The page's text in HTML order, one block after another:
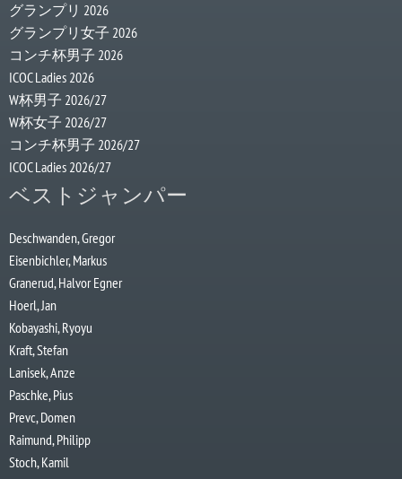
グランプリ 2026
グランプリ女子 2026
コンチ杯男子 2026
ICOC Ladies 2026
W杯男子 2026/27
W杯女子 2026/27
コンチ杯男子 2026/27
ICOC Ladies 2026/27
ベストジャンパー
Deschwanden, Gregor
Eisenbichler, Markus
Granerud, Halvor Egner
Hoerl, Jan
Kobayashi, Ryoyu
Kraft, Stefan
Lanisek, Anze
Paschke, Pius
Prevc, Domen
Raimund, Philipp
Stoch, Kamil